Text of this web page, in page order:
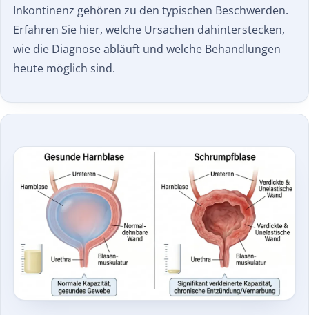
Inkontinenz gehören zu den typischen Beschwerden.
Erfahren Sie hier, welche Ursachen dahinterstecken,
wie die Diagnose abläuft und welche Behandlungen
heute möglich sind.